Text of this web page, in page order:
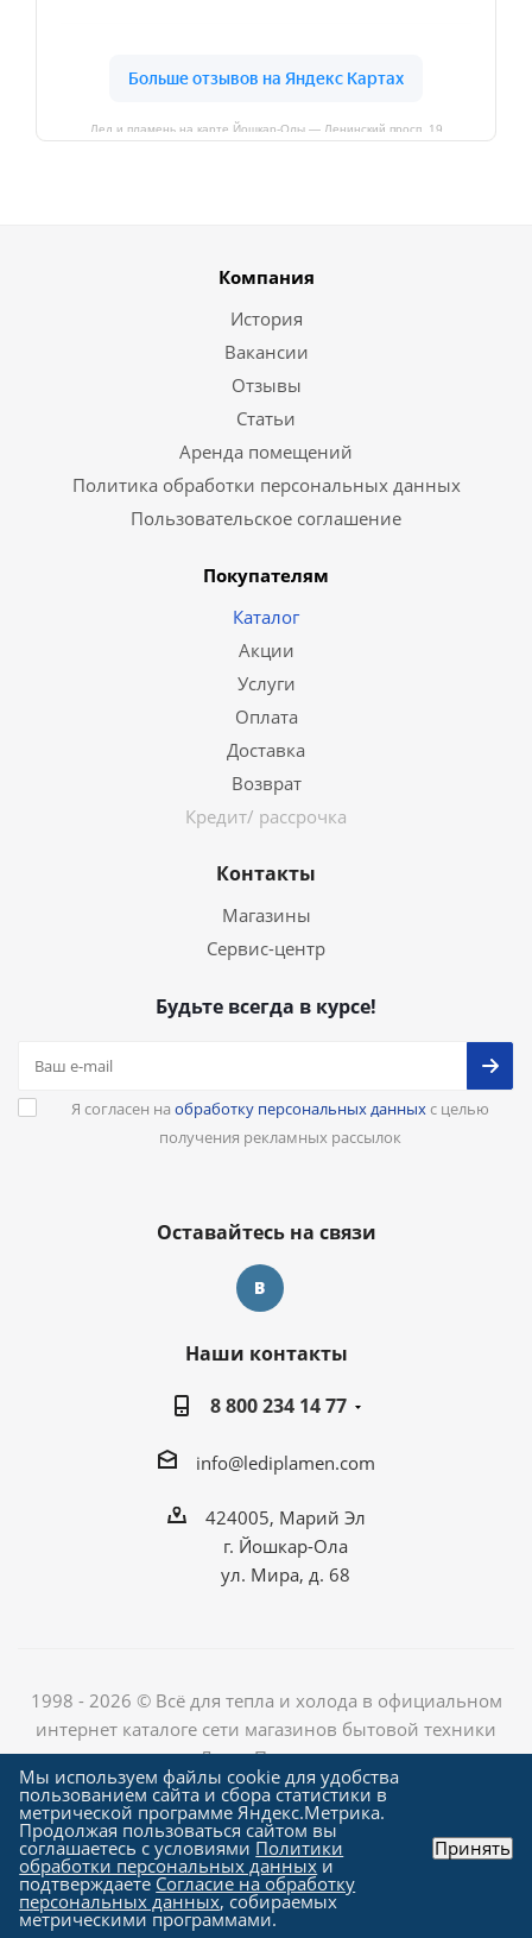
Лед и пламень на карте Йошкар‑Олы — Ленинский просп.,19
Компания
История
Вакансии
Отзывы
Статьи
Аренда помещений
Политика обработки персональных данных
Пользовательское соглашение
Покупателям
Каталог
Акции
Услуги
Оплата
Доставка
Возврат
Кредит/ рассрочка
Контакты
Магазины
Сервис-центр
Будьте всегда в курсе!
Я согласен на обработку персональных данныхс целью
получения рекламных рассылок
Оставайтесь на связи
Наши контакты
8 800 234 14 77
info@lediplamen.com
424005, Марий Эл
г. Йошкар-Ола
ул. Мира, д. 68
1998 - 2026 © Всё для тепла и холода в официальном
интернет каталоге сети магазинов бытовой техники
«Лед и Пламень»
Создание сайта компания
"Алроникс"
Мы используем файлы cookie для удобства
пользованием сайта и сбора статистики в
метрической программе Яндекс.Метрика.
Продолжая пользоваться сайтом вы
соглашаетесь с условиями Политики
обработки персональных данных и
подтверждаете Согласие на обработку
персональных данных, собираемых
метрическими программами.
Принять